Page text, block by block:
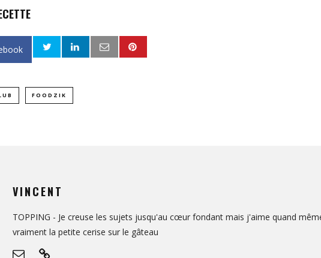
FOODZIK
VINCENT
TOPPING - Je creuse les sujets jusqu'au cœur fondant mais j'aime quand
vraiment la petite cerise sur le gâteau